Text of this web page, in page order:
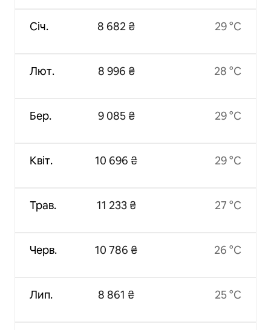
Січ.
Лют.
Бер.
Квіт.
Трав.
Черв.
Лип.
8 682 ₴
8 996 ₴
9 085 ₴
10 696 ₴
11 233 ₴
10 786 ₴
8 861 ₴
29 °C
28 °C
29 °C
29 °C
27 °C
26 °C
25 °C